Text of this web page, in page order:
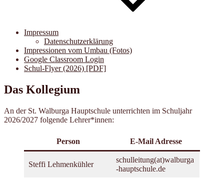
Impressum
Datenschutzerklärung
Impressionen vom Umbau (Fotos)
Google Classroom Login
Schul-Flyer (2026) [PDF]
Das Kollegium
An der St. Walburga Hauptschule unterrichten im Schuljahr
2026/2027 folgende Lehrer*innen:
Person E-Mail Adresse
Steffi Lehmenkühler
schulleitung(at)walburga
-hauptschule.de